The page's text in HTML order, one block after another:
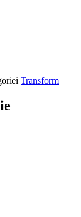
Transform